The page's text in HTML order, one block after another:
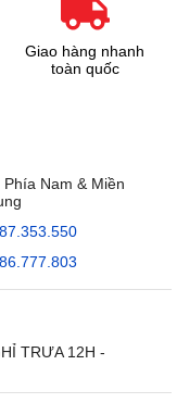
Giao hàng nhanh
toàn quốc
Phía Nam & Miền
TRƯA 12H -